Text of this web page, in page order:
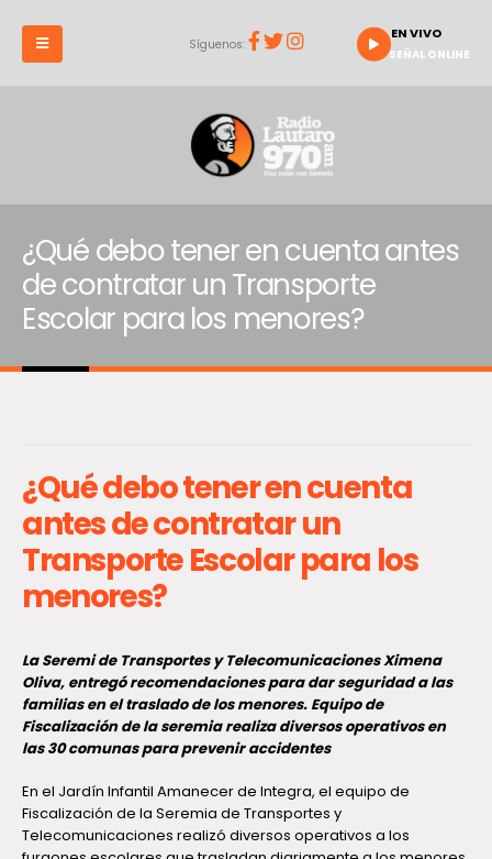
Síguenos:
EN VIVO
SEÑAL ONLINE
¿Qué debo tener en cuenta antes
de contratar un Transporte
Escolar para los menores?
¿Qué debo tener en cuenta
antes de contratar un
Transporte Escolar para los
menores?
La Seremi de Transportes y Telecomunicaciones Ximena
Oliva, entregó recomendaciones para dar seguridad a las
familias en el traslado de los menores. Equipo de
Fiscalización de la seremia realiza diversos operativos en
las 30 comunas para prevenir accidentes
En el Jardín Infantil Amanecer de Integra, el equipo de
Fiscalización de la Seremia de Transportes y
Telecomunicaciones realizó diversos operativos a los